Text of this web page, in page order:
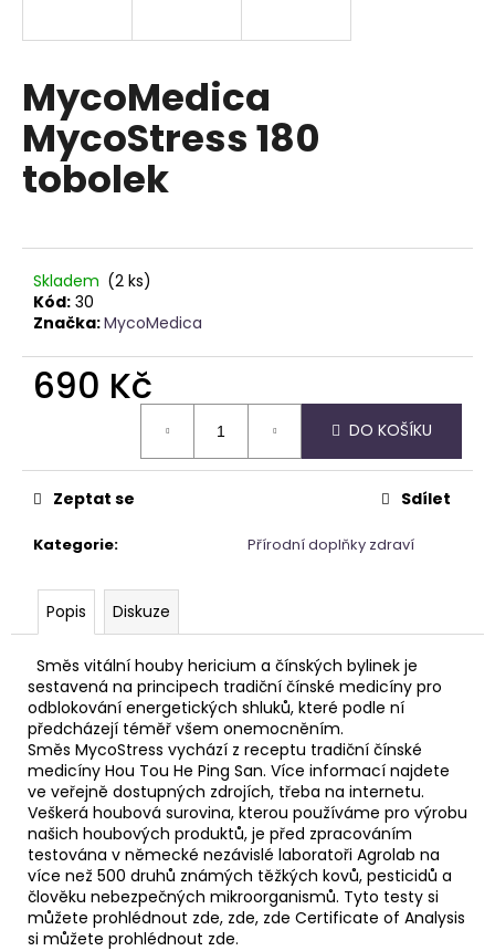
MycoMedica
MycoStress 180
tobolek
Skladem (2 ks)
Kód: 30
Značka:MycoMedica
690 Kč
DO KOŠÍKU
Kategorie: Přírodní doplňky zdraví
Zeptat se Sdílet
Popis Diskuze
Směs vitální houby hericium a čínských bylinek je
sestavená na principech tradiční čínské medicíny pro
odblokování energetických shluků, které podle ní
předcházejí téměř všem onemocněním.
Směs MycoStress vychází z receptu tradiční čínské
medicíny Hou Tou He Ping San. Více informací najdete
ve veřejně dostupných zdrojích, třeba na internetu.
Veškerá houbová surovina, kterou používáme pro výrobu
našich houbových produktů, je před zpracováním
testována v německé nezávislé laboratoři Agrolab na
více než 500 druhů známých těžkých kovů, pesticidů a
člověku nebezpečných mikroorganismů. Tyto testy si
můžete prohlédnout zde, zde, zde Certificate of Analysis
si můžete prohlédnout zde.
í
t
?
HLEDAT
D
o
p
u
č
m
NÁRAMEK
APATIT
295
Kč